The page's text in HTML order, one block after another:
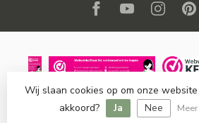
© Copyright 2026 SuperSoldi-
Lightspeed design
Wij slaan cookies op om onze
akkoord?
Ja Nee